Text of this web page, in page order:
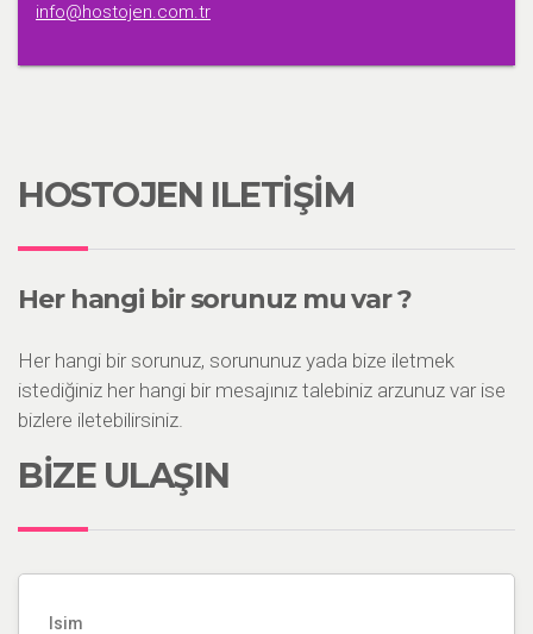
info@hostojen.com.tr
HOSTOJEN ILETİŞİM
Her hangi bir sorunuz mu var ?
Her hangi bir sorunuz, sorununuz yada bize iletmek
istediğiniz her hangi bir mesajınız talebiniz arzunuz var ise
bizlere iletebilirsiniz.
BİZE ULAŞIN
Isim